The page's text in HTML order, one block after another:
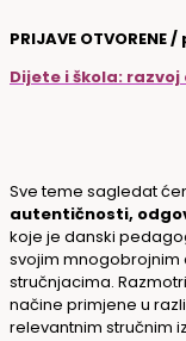
PRIJAVE OTVORENE
Dijete i škola:
Sve teme sagledat
autentičnosti,
koje je danski
svojim mnogobrojnim
stručnjacima.
načine primjene u
relevantnim stručnim